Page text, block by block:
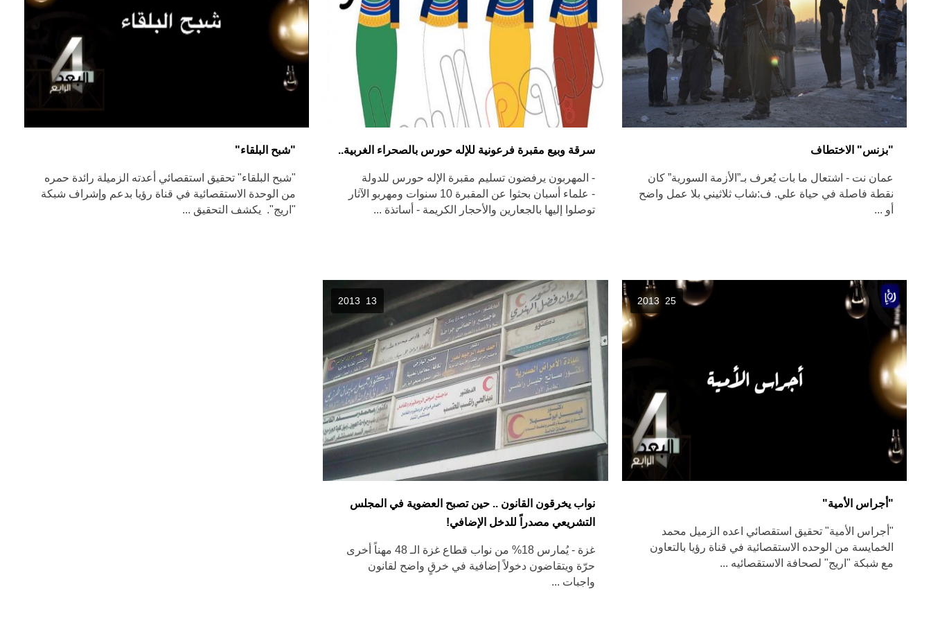
"بزنس" الاختطاف
عمان نت - اشتعال ما بات يُعرف بـ”الأزمة السورية” كان
نقطة فاصلة في حياة علي. ف:شاب ثلاثيني بلا عمل واضح
أو ...
سرقة وبيع مقبرة فرعونية للإله حورس بالصحراء الغربية..
- المهربون يرفضون تسليم مقبرة الإله حورس للدولة
- علماء أسبان بحثوا عن المقبرة 10 سنوات ومهربو الآثار
توصلوا إليها بالجعارين والأحجار الكريمة - أساتذة ...
"شبح البلقاء"
"شبح البلقاء" تحقيق استقصائي أعدته الزميلة رائدة حمره
من الوحدة الاستقصائية في قناة رؤيا بدعم وإشراف شبكة
"اريج". يكشف التحقيق ...
25 2013
"أجراس الأمية"
"أجراس الأمية" تحقيق استقصائي اعده الزميل محمد
الخمايسة من الوحده الاستقصائية في قناة رؤيا بالتعاون
مع شبكة "اريج" لصحافة الاستقصائيه ...
13 2013
نواب يخرقون القانون .. حين تصبح العضوية في المجلس
التشريعي مصدراً للدخل الإضافي!
غزة - يُمارس 18% من نواب قطاع غزة الـ 48 مهناً أخرى
حرّة ويتقاضون دخولاً إضافية في خرقٍ واضح لقانون
واجبات ...